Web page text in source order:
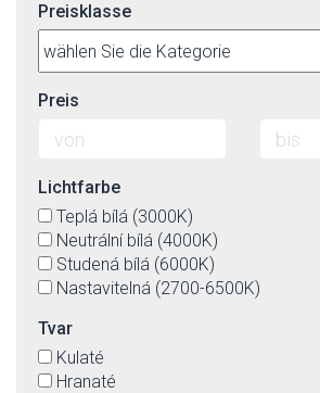
Preisklasse
Preis
Lichtfarbe
Teplá bílá (3000K)
Neutrální bílá (4000K)
Studená bílá (6000K)
Nastavitelná (2700-6500K)
Tvar
Kulaté
Hranaté